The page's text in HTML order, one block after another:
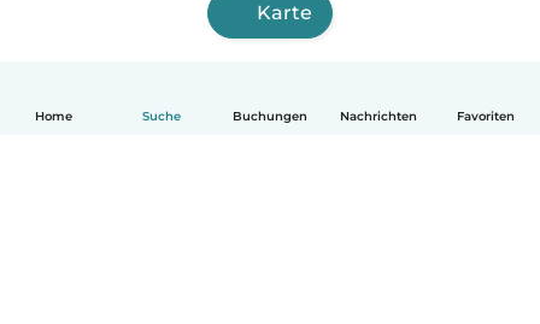
Home Suche Buchungen Nachrichten Favoriten
Karte